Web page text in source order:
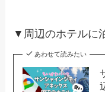
▼周辺のホテルに
あわせて読みたい